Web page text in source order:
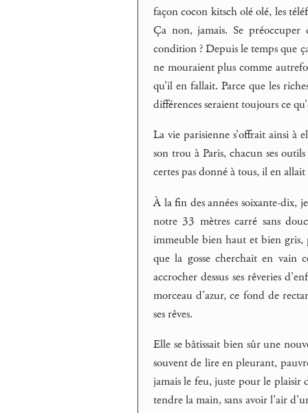
façon cocon kitsch olé olé, les
Ça non, jamais. Se
condition ? Depuis le temps que
ne mouraient plus comme
qu’il en fallait. Parce que les
différences seraient toujours ce
La vie parisienne s’offrait ainsi à
son trou à Paris, chacun ses
certes pas donné à tous, il en
À la fin des années soixante-dix,
notre 33 mètres carré sans
immeuble bien haut et bien
que la gosse cherchait en
accrocher dessus ses rêveries
morceau d’azur, ce fond de
ses rêves.
Elle se bâtissait bien sûr une
souvent de lire en pleurant,
jamais le feu, juste pour le plaisir
tendre la main, sans avoir l’air